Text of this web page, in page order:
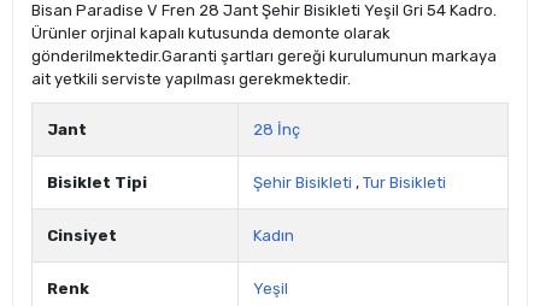
Bisan Paradise V Fren 28 Jant Şehir Bisikleti Yeşil Gri 54 Kadro.
Ürünler orjinal kapalı kutusunda demonte olarak
gönderilmektedir.Garanti şartları gereği kurulumunun markaya
ait yetkili serviste yapılması gerekmektedir.
Jant 28 İnç
Bisiklet Tipi Şehir Bisikleti , Tur Bisikleti
Cinsiyet Kadın
Renk Yeşil